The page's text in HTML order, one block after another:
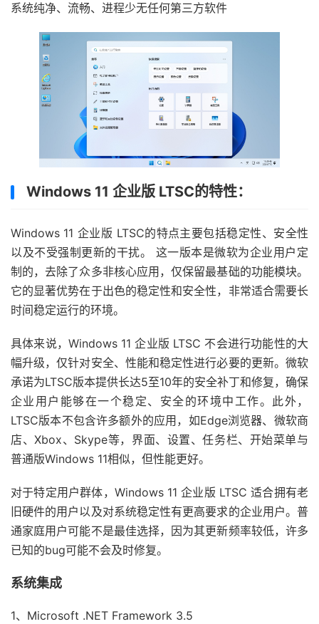
系统纯净、流畅、进程少无任何第三方软件
Windows 11 企业版 LTSC的特性：
Windows 11 企业版 LTSC的特点主要包括稳定性、安全性
以及不受强制更新的干扰。‌ 这一版本是微软为企业用户定
制的，去除了众多非核心应用，仅保留最基础的功能模块。
它的显著优势在于出色的稳定性和安全性，非常适合需要长
时间稳定运行的环境‌。
具体来说，Windows 11 企业版 LTSC 不会进行功能性的大
幅升级，仅针对安全、性能和稳定性进行必要的更新。微软
承诺为LTSC版本提供长达5至10年的安全补丁和修复，确保
企业用户能够在一个稳定、安全的环境中工作。此外，
LTSC版本不包含许多额外的应用，如Edge浏览器、微软商
店、Xbox、Skype等，界面、设置、任务栏、开始菜单与
普通版Windows 11相似，但性能更好‌。
对于特定用户群体，Windows 11 企业版 LTSC 适合拥有老
旧硬件的用户以及对系统稳定性有更高要求的企业用户。普
通家庭用户可能不是最佳选择，因为其更新频率较低，许多
已知的bug可能不会及时修复‌。
系统集成
1、Microsoft .NET Framework 3.5